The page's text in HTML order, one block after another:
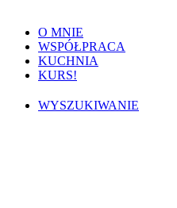
O MNIE
WSPÓŁPRACA
KUCHNIA
KURS!
WYSZUKIWANIE